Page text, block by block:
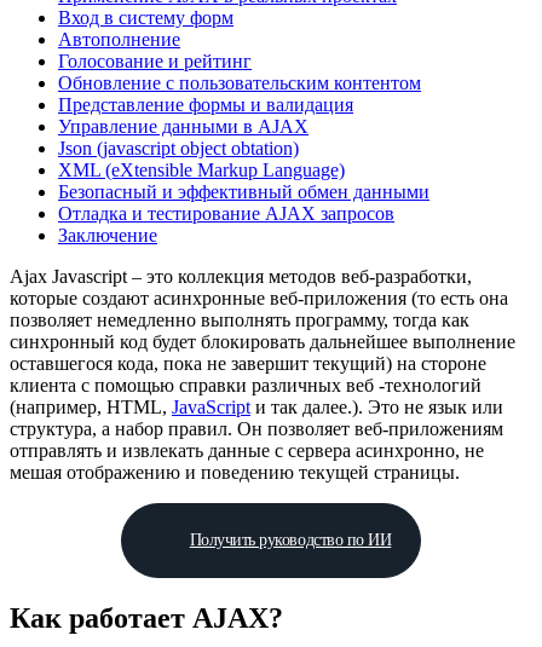
Вход в систему форм
Автополнение
Голосование и рейтинг
Обновление с пользовательским контентом
Представление формы и валидация
Управление данными в AJAX
Json (javascript object obtation)
XML (eXtensible Markup Language)
Безопасный и эффективный обмен данными
Отладка и тестирование AJAX запросов
Заключение
Ajax Javascript – это коллекция методов веб-разработки,
которые создают асинхронные веб-приложения (то есть она
позволяет немедленно выполнять программу, тогда как
синхронный код будет блокировать дальнейшее выполнение
оставшегося кода, пока не завершит текущий) на стороне
клиента с помощью справки различных веб -технологий
(например, HTML, JavaScript и так далее.). Это не язык или
структура, а набор правил. Он позволяет веб-приложениям
отправлять и извлекать данные с сервера асинхронно, не
мешая отображению и поведению текущей страницы.
Получить руководство по ИИ
Как работает AJAX?